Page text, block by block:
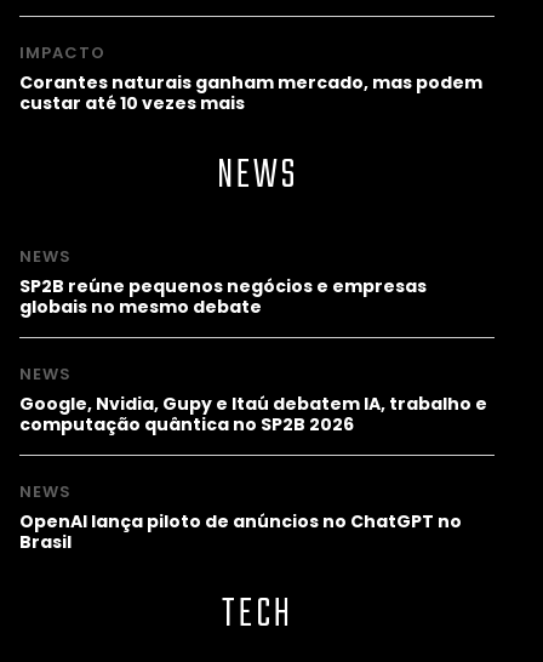
IMPACTO
Corantes naturais ganham mercado, mas podem
custar até 10 vezes mais
NEWS
NEWS
SP2B reúne pequenos negócios e empresas
globais no mesmo debate
NEWS
Google, Nvidia, Gupy e Itaú debatem IA, trabalho e
computação quântica no SP2B 2026
NEWS
OpenAI lança piloto de anúncios no ChatGPT no
Brasil
TECH